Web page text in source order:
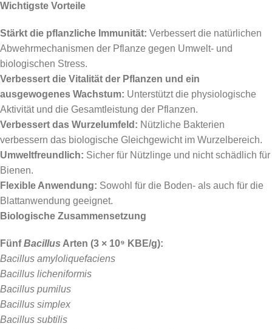
Wichtigste Vorteile
Stärkt die pflanzliche Immunität: Verbessert die natürlichen
Abwehrmechanismen der Pflanze gegen Umwelt- und
biologischen Stress.
Verbessert die Vitalität der Pflanzen und ein
ausgewogenes Wachstum: Unterstützt die physiologische
Aktivität und die Gesamtleistung der Pflanzen.
Verbessert das Wurzelumfeld: Nützliche Bakterien
verbessern das biologische Gleichgewicht im Wurzelbereich.
Umweltfreundlich: Sicher für Nützlinge und nicht schädlich für
Bienen.
Flexible Anwendung: Sowohl für die Boden- als auch für die
Blattanwendung geeignet.
Biologische Zusammensetzung
FünfBacillus Arten (3 × 10⁹ KBE/g):
Bacillus amyloliquefaciens
Bacillus licheniformis
Bacillus pumilus
Bacillus simplex
Bacillus subtilis